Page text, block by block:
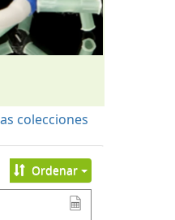
colecciones
Ordenar